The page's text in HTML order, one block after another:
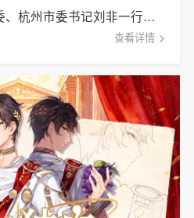
6月17日，浙江省委常委、杭州市委书记刘非一行赴杭州游卡网络技术有限公司开展专题调研。
查看详情